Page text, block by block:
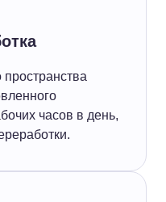
пространства
часов в день,